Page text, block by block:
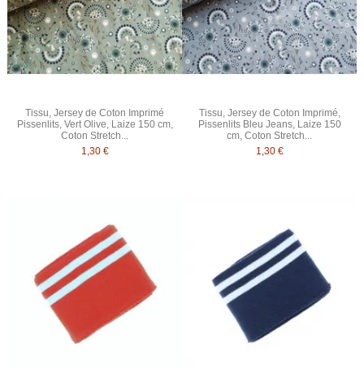
Tissu, Jersey de Coton Imprimé
Pissenlits, Vert Olive, Laize 150 cm,
Coton Stretch...
1,30 €
Tissu, Jersey de Coton Imprimé,
Pissenlits Bleu Jeans, Laize 150
cm, Coton Stretch...
1,30 €